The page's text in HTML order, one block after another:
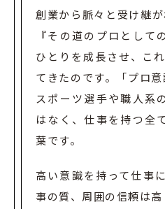
創業から脈々と受け継
『その道のプロとして
ひとりを成長させ、 こ
てきたのです。
「プロ
スポーツ選手や職人系
はなく、仕事を持つ全
葉です。
高い意識を持って仕事
事の質、周囲の信頼は高